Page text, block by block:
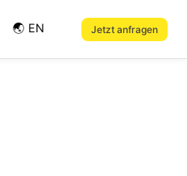
🌏︎ EN Jetzt anfragen